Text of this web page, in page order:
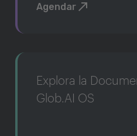
Agendar
Explora la
Glob.AI OS